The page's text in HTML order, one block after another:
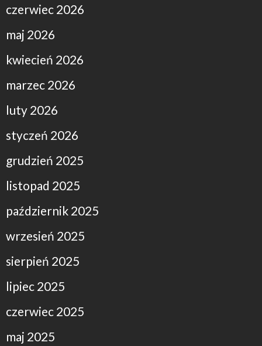
czerwiec 2026
maj 2026
kwiecień 2026
marzec 2026
luty 2026
styczeń 2026
grudzień 2025
listopad 2025
październik 2025
wrzesień 2025
sierpień 2025
lipiec 2025
czerwiec 2025
maj 2025